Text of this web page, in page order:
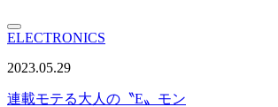
ELECTRONICS
2023.05.29
連載モテる大人の〝E〟モン